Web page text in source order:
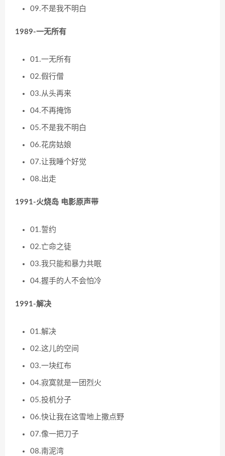
09.不是我不明白
1989-一无所有
01.一无所有
02.假行僧
03.从头再来
04.不再掩饰
05.不是我不明白
06.花房姑娘
07.让我睡个好觉
08.出走
1991-火烧岛 电影原声带
01.誓约
02.亡命之徒
03.我只能和暴力共眠
04.握手的人不会怕冷
1991-解决
01.解决
02.这儿的空间
03.一块红布
04.寂寞就是一团烈火
05.投机分子
06.快让我在这雪地上撒点野
07.像一把刀子
08.南泥湾